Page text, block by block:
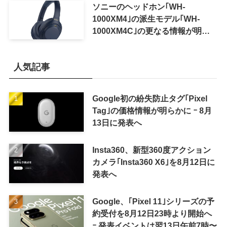
ソニーのヘッドホン｢WH-
1000XM4｣の派生モデル｢WH-
1000XM4C｣の更なる情報が明ら
人気記事
Google初の紛失防止タグ｢Pixel
Tag｣の価格情報が明らかに ｰ 8月
13日に発表へ
Insta360、新型360度アクション
カメラ｢Insta360 X6｣を8月12日に
発表へ
Google、｢Pixel 11｣シリーズの予
約受付を8月12日23時より開始へ